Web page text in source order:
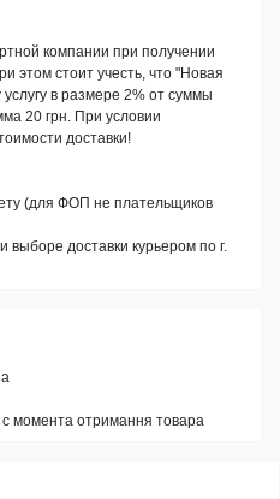
компании при получении
этом стоит учесть, что "Новая
в размере 2% от суммы
20 грн. При условии
доставки!
(для ФОП не плательщиков
доставки курьером по г.
момента отримання товара